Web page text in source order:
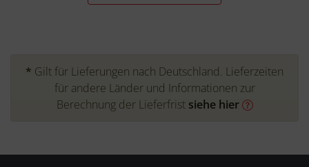
* Gilt für Lieferungen nach Deutschland. Lieferzeiten
für andere Länder und Informationen zur
Berechnung der Lieferfrist siehe hier